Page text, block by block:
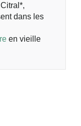
dans les
en vieille